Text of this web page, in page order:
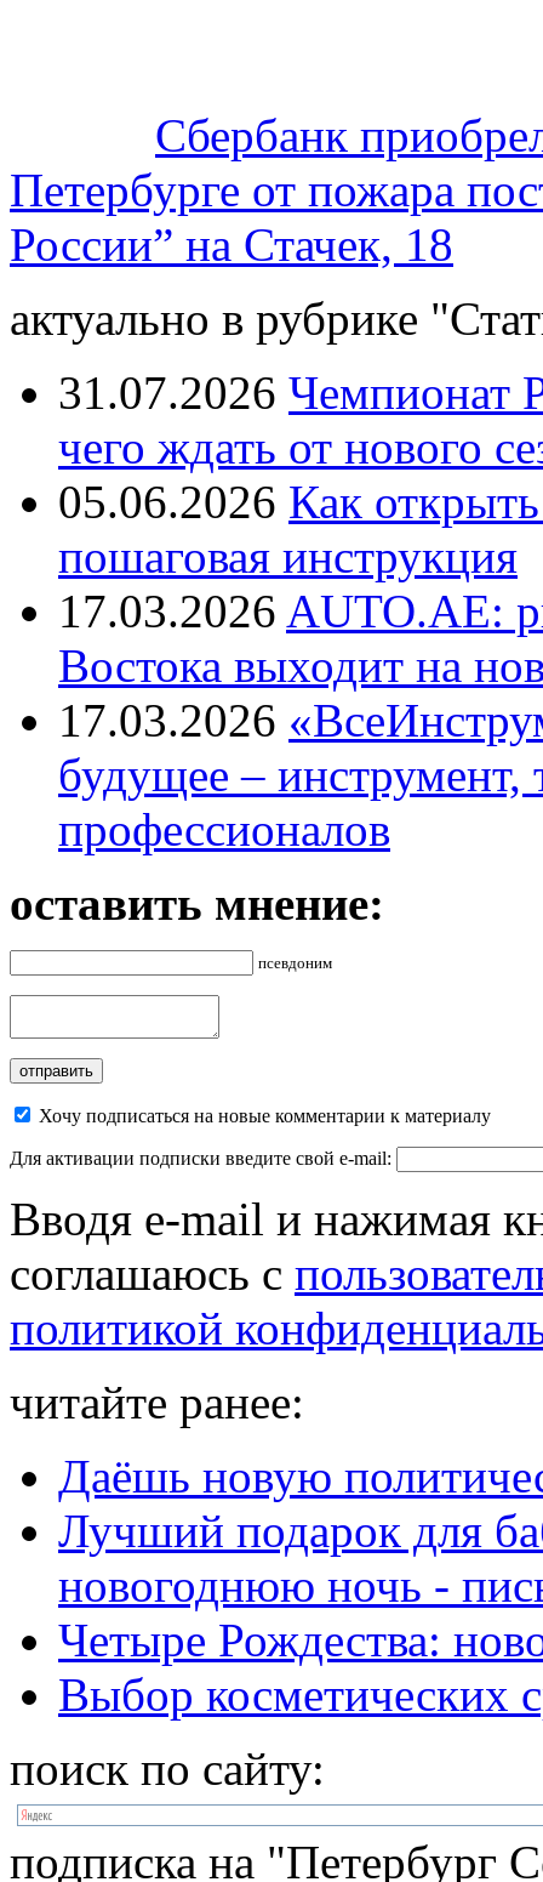
Сбербанк
Петербурге от пожара
России” на Стачек, 18
актуально в рубрике
31.07.2026 Чемпионат
чего ждать от нового
05.06.2026 Как
пошаговая инструкция
17.03.2026 AUTO.AE:
Востока выходит на
17.03.2026
будущее – инструмент,
профессионалов
оставить мнение:
псевдоним
Хочу подписаться на новые комментарии к материалу
Для активации подписки введите свой e-mail:
Вводя e-mail и нажимая
соглашаюсь с
политикой
читайте ранее:
Даёшь новую
Лучший подарок для
новогоднюю ночь -
Четыре Рождества:
Выбор косметических
поиск по сайту:
подписка на "Петербург